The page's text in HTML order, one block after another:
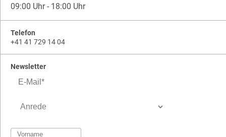
09:00 Uhr - 18:00 Uhr
Telefon
+41 41 729 14 04
Newsletter